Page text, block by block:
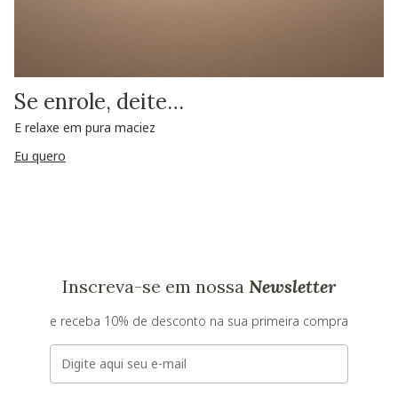
Se enrole, deite…
E relaxe em pura maciez
Eu quero
Inscreva-se em nossa Newsletter
e receba 10% de desconto na sua primeira compra
E-mail